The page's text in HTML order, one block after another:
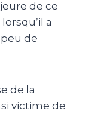
de ce
a
de
de la
victime de